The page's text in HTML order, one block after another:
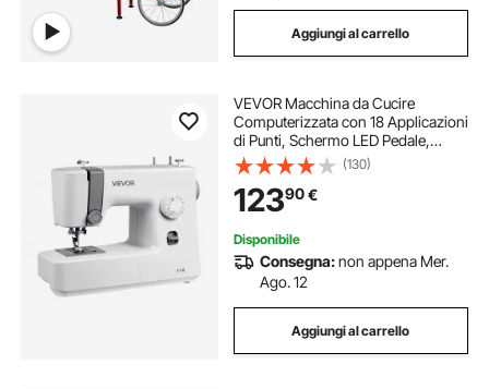
Aggiungi al carrello
VEVOR Macchina da Cucire
Computerizzata con 18 Applicazioni
di Punti, Schermo LED Pedale,
Robusta Struttura in Metallo,
Macchina da Cucire Frequenza 700
Punti/min per Lavori Artigianali,
Bianco
(130)
12390€
Disponibile
Consegna:non appena Mer.
Ago. 12
Aggiungi al carrello